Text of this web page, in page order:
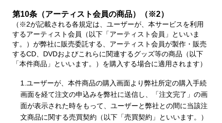
第10条（アーティスト会員の商品）（※2）
（※2が記載される各規定は、ユーザーが、本サービスを利用
するアーティスト会員（以下「アーティスト会員」といいま
す。）が弊社に販売委託する、アーティスト会員が製作・販売
するCD、DVDおよびこれらに関連するグッズ等の商品（以下
「本件商品」といいます。）を購入する場合に適用されます）
1.ユーザーが、本件商品の購入画面より弊社所定の購入手続
画面を経て注文の申込みを弊社に送信し、「注文完了」の画
面が表示された時をもって、ユーザーと弊社との間に当該注
文商品に関する売買契約（以下「売買契約」といいます。）